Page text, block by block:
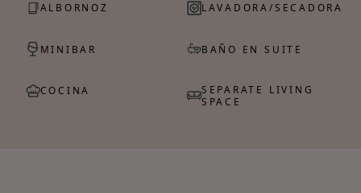
ALBORNOZ LAVADORA/SECADORA
MINIBAR BAÑO EN SUITE
COCINA
SEPARATE LIVING
SPACE